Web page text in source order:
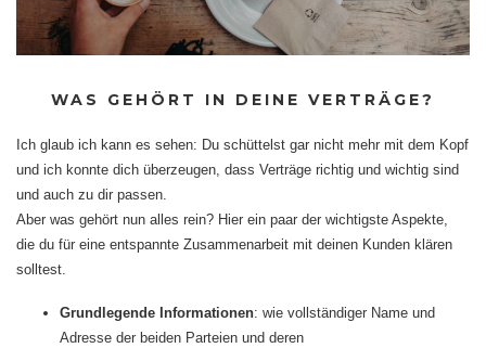
WAS GEHÖRT IN DEINE VERTRÄGE?
Ich glaub ich kann es sehen: Du schüttelst gar nicht mehr mit dem Kopf
und ich konnte dich überzeugen, dass Verträge richtig und wichtig sind
und auch zu dir passen.
Aber was gehört nun alles rein? Hier ein paar der wichtigste Aspekte,
die du für eine entspannte Zusammenarbeit mit deinen Kunden klären
solltest.
Grundlegende Informationen: wie vollständiger Name und
Adresse der beiden Parteien und deren